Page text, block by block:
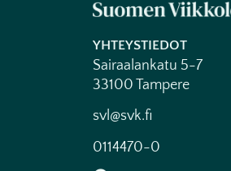
YHTEYSTIEDOT
Sairaalankatu 5-7
33100 Tampere
svl@svk.fi
0114470-0